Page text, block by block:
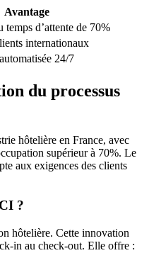
Avantage
temps d’attente de 70%
internationaux
24/7
du processus
hôtelière en France, avec
supérieur à 70%. Le
aux exigences des clients
?
hôtelière. Cette innovation
in au check-out. Elle offre :